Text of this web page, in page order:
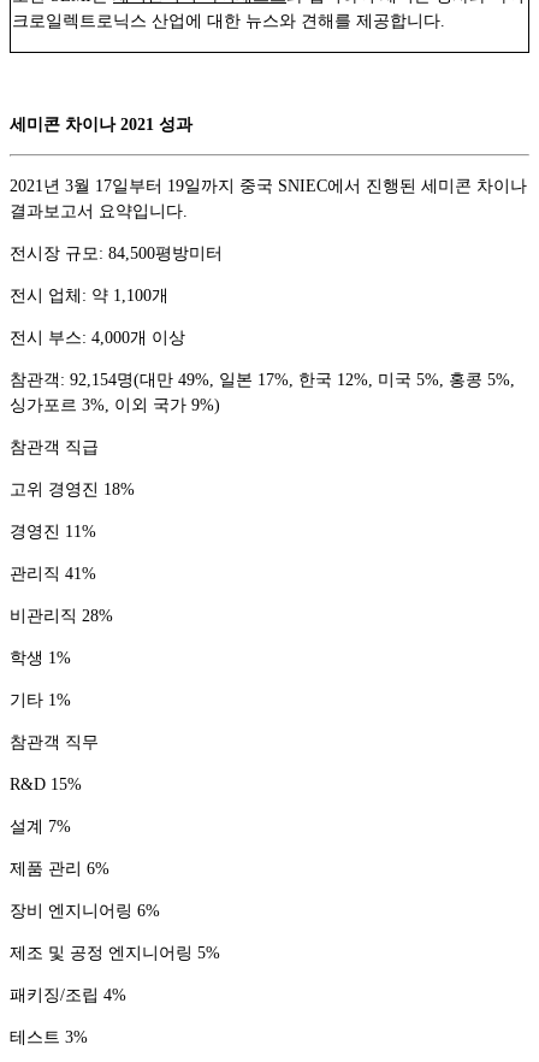
크로일렉트로닉스 산업에 대한 뉴스와 견해를 제공합니다.
세미콘 차이나 2021 성과
2021년 3월 17일부터 19일까지 중국 SNIEC에서 진행된 세미콘 차이나
결과보고서 요약입니다.
전시장 규모: 84,500평방미터
전시 업체: 약 1,100개
전시 부스: 4,000개 이상
참관객: 92,154명(대만 49%, 일본 17%, 한국 12%, 미국 5%, 홍콩 5%,
싱가포르 3%, 이외 국가 9%)
참관객 직급
고위 경영진 18%
경영진 11%
관리직 41%
비관리직 28%
학생 1%
기타 1%
참관객 직무
R&D 15%
설계 7%
제품 관리 6%
장비 엔지니어링 6%
제조 및 공정 엔지니어링 5%
패키징/조립 4%
테스트 3%